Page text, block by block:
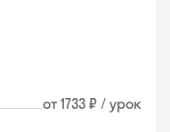
от 1733 ₽ / урок